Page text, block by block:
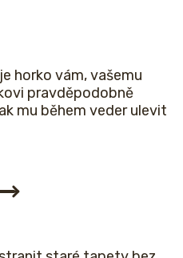
horko vám, vašemu
pravděpodobně
mu během veder ulevit